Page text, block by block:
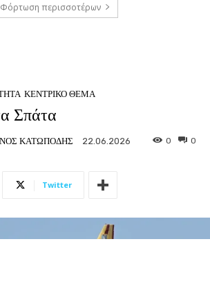
Φόρτωση περισσοτέρων